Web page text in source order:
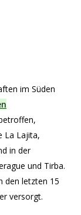
im Süden
La Lajita,
in der
und Tirba.
den letzten 15
versorgt.